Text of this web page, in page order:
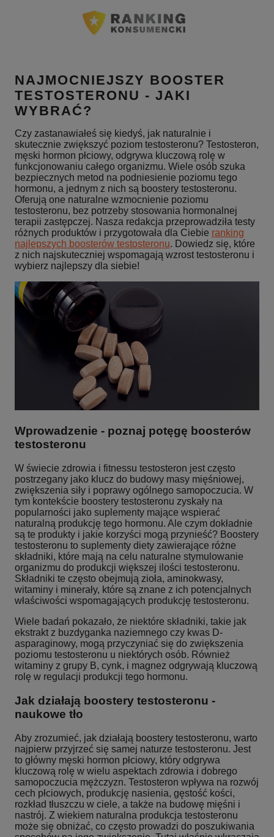
NAJMOCNIEJSZY BOOSTER
TESTOSTERONU - JAKI
WYBRAĆ?
Czy zastanawiałeś się kiedyś, jak naturalnie i
skutecznie zwiększyć poziom testosteronu? Testosteron,
męski hormon płciowy, odgrywa kluczową rolę w
funkcjonowaniu całego organizmu. Wiele osób szuka
bezpiecznych metod na podniesienie poziomu tego
hormonu, a jednym z nich są boostery testosteronu.
Oferują one naturalne wzmocnienie poziomu
testosteronu, bez potrzeby stosowania hormonalnej
terapii zastępczej. Nasza redakcja przeprowadziła testy
różnych produktów i przygotowała dla Ciebie ranking
najlepszych boosterów testosteronu. Dowiedz się, które
z nich najskuteczniej wspomagają wzrost testosteronu i
wybierz najlepszy dla siebie!
Wprowadzenie - poznaj potęgę boosterów
testosteronu
W świecie zdrowia i fitnessu testosteron jest często
postrzegany jako klucz do budowy masy mięśniowej,
zwiększenia siły i poprawy ogólnego samopoczucia. W
tym kontekście boostery testosteronu zyskały na
popularności jako suplementy mające wspierać
naturalną produkcję tego hormonu. Ale czym dokładnie
są te produkty i jakie korzyści mogą przynieść? Boostery
testosteronu to suplementy diety zawierające różne
składniki, które mają na celu naturalne stymulowanie
organizmu do produkcji większej ilości testosteronu.
Składniki te często obejmują zioła, aminokwasy,
witaminy i minerały, które są znane z ich potencjalnych
właściwości wspomagających produkcję testosteronu.
Wiele badań pokazało, że niektóre składniki, takie jak
ekstrakt z buzdyganka naziemnego czy kwas D-
asparaginowy, mogą przyczyniać się do zwiększenia
poziomu testosteronu u niektórych osób. Również
witaminy z grupy B, cynk, i magnez odgrywają kluczową
rolę w regulacji produkcji tego hormonu.
Jak działają boostery testosteronu -
naukowe tło
Aby zrozumieć, jak działają boostery testosteronu, warto
najpierw przyjrzeć się samej naturze testosteronu. Jest
to główny męski hormon płciowy, który odgrywa
kluczową rolę w wielu aspektach zdrowia i dobrego
samopoczucia mężczyzn. Testosteron wpływa na rozwój
cech płciowych, produkcję nasienia, gęstość kości,
rozkład tłuszczu w ciele, a także na budowę mięśni i
nastrój. Z wiekiem naturalna produkcja testosteronu
może się obniżać, co często prowadzi do poszukiwania